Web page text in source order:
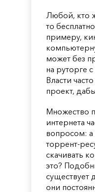
Любой, кто
то
примеру,
может без
на руторге
Власти
проект, дабы
Множество
интернета
вопросом: а
торрент-
скачивать
это?
существует
они